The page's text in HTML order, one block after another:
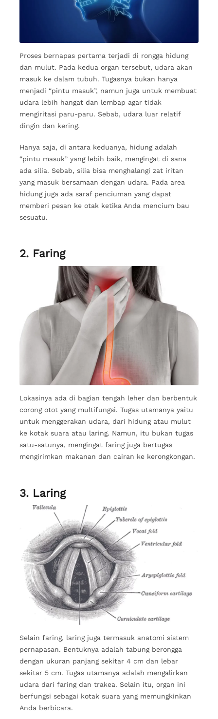
Proses bernapas pertama terjadi di rongga hidung
dan mulut. Pada kedua organ tersebut, udara akan
masuk ke dalam tubuh. Tugasnya bukan hanya
menjadi “pintu masuk”, namun juga untuk membuat
udara lebih hangat dan lembap agar tidak
mengiritasi paru-paru. Sebab, udara luar relatif
dingin dan kering.
Hanya saja, di antara keduanya, hidung adalah
“pintu masuk” yang lebih baik, mengingat di sana
ada silia. Sebab, silia bisa menghalangi zat iritan
yang masuk bersamaan dengan udara. Pada area
hidung juga ada saraf penciuman yang dapat
memberi pesan ke otak ketika Anda mencium bau
sesuatu.
2. Faring
Lokasinya ada di bagian tengah leher dan berbentuk
corong otot yang multifungsi. Tugas utamanya yaitu
untuk menggerakan udara, dari hidung atau mulut
ke kotak suara atau laring. Namun, itu bukan tugas
satu-satunya, mengingat faring juga bertugas
mengirimkan makanan dan cairan ke kerongkongan.
3. Laring
Selain faring, laring juga termasuk anatomi sistem
pernapasan. Bentuknya adalah tabung berongga
dengan ukuran panjang sekitar 4 cm dan lebar
sekitar 5 cm. Tugas utamanya adalah mengalirkan
udara dari faring dan trakea. Selain itu, organ ini
berfungsi sebagai kotak suara yang memungkinkan
Anda berbicara.